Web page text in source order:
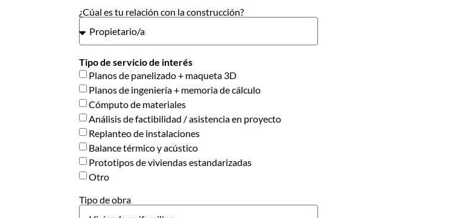
¿Cúal es tu relación con la construcción?
Tipo de servicio de interés
Planos de panelizado + maqueta 3D
Planos de ingeniería + memoria de cálculo
Cómputo de materiales
Análisis de factibilidad / asistencia en proyecto
Replanteo de instalaciones
Balance térmico y acústico
Prototipos de viviendas estandarizadas
Otro
Tipo de obra